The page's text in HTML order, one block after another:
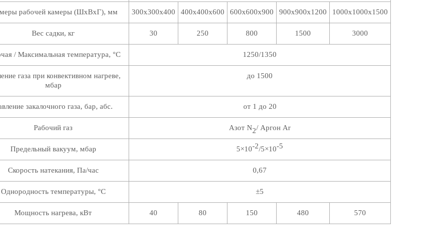
рабочей камеры (ШхВхГ), мм 300х300х400 400х400х600 600х600х900 900х900х1200 1000х1000х1500
Вес садки, кг 30 250 800 1500 3000
/ Максимальная температура, °C 1250/1350
газа при конвективном нагреве,
мбар
до 1500
закалочного газа, бар, абс. от 1 до 20
Рабочий газ Азот N2/ Аргон Ar
Предельный вакуум, мбар 5×10-2/5×10-5
Скорость натекания, Па/час 0,67
Однородность температуры, °C ±5
Мощность нагрева, кВт 40 80 150 480 570